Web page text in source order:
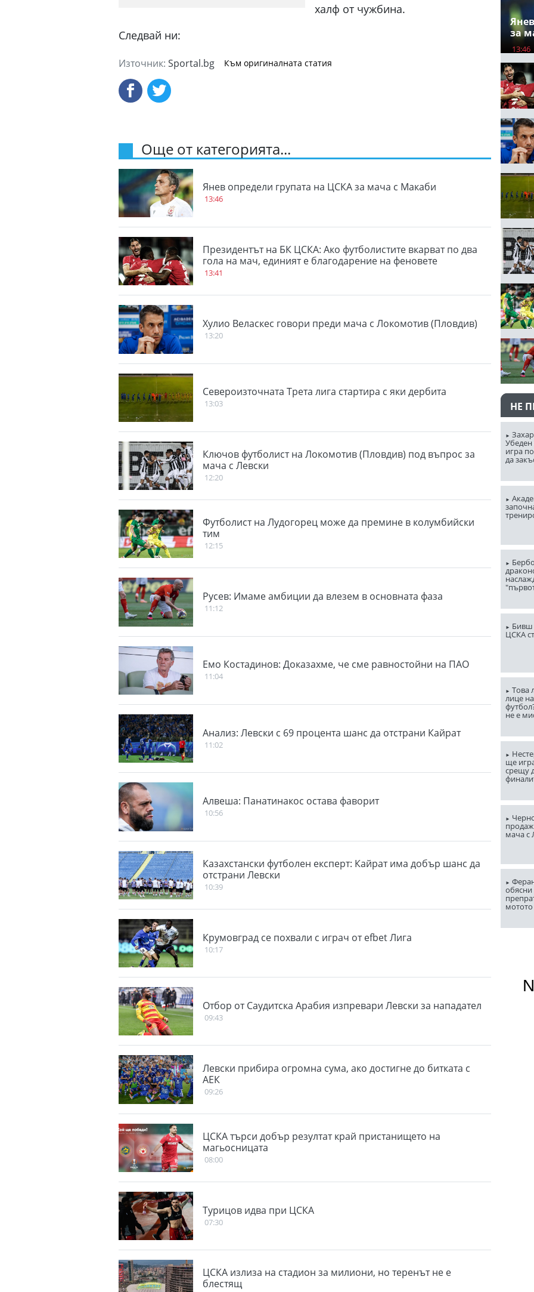
халф от чужбина.
Следвай ни:
Източник: Sportal.bg Към оригиналната статия
Още от категорията...
Янев определи групата на ЦСКА за мача с Макаби
13:46
Президентът на БК ЦСКА: Ако футболистите вкарват по два
гола на мач, единият е благодарение на феновете
13:41
Хулио Веласкес говори преди мача с Локомотив (Пловдив)
13:20
Североизточната Трета лига стартира с яки дербита
13:03
Ключов футболист на Локомотив (Пловдив) под въпрос за
мача с Левски
12:20
Футболист на Лудогорец може да премине в колумбийски
тим
12:15
Русев: Имаме амбиции да влезем в основната фаза
11:12
Емо Костадинов: Доказахме, че сме равностойни на ПАО
11:04
Анализ: Левски с 69 процента шанс да отстрани Кайрат
11:02
Алвеша: Панатинакос остава фаворит
10:56
Казахстански футболен експерт: Кайрат има добър шанс да
отстрани Левски
10:39
Крумовград се похвали с играч от efbet Лига
10:17
Отбор от Саудитска Арабия изпревари Левски за нападател
09:43
Левски прибира огромна сума, ако достигне до битката с
АЕК
09:26
ЦСКА търси добър резултат край пристанището на
магьосницата
08:00
Турицов идва при ЦСКА
07:30
ЦСКА излиза на стадион за милиони, но теренът не е
блестящ
за
13:46
НЕ
Убеден
игра
да
Бивш
ЦСКА
Това
лице
не е
ще
срещу
мача с
обясни